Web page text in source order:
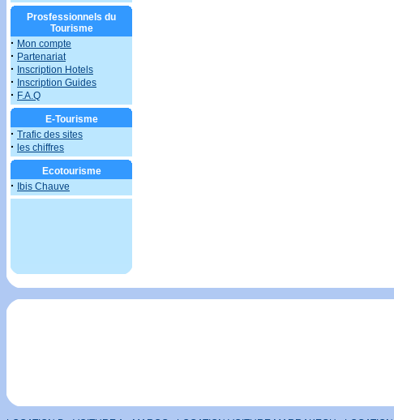
Prosfessionnels du
Tourisme
· Mon compte
· Partenariat
· Inscription Hotels
· Inscription Guides
· F.A.Q
E-Tourisme
· Trafic des sites
· les chiffres
Ecotourisme
· Ibis Chauve